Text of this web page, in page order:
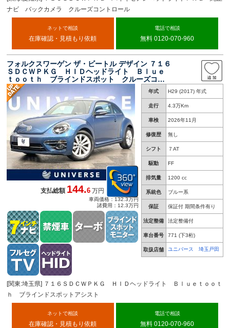
ナビ バックカメラ クルーズコントロール
ネットで相談
在庫確認・見積もり依頼
電話で相談
無料 0120-070-960
フォルクスワーゲン ザ・ビートル デザイン ７１６
ＳＤＣＷＰＫＧ ＨＩＤヘッドライト Ｂｌｕｅ
ｔｏｏｔｈ ブラインドスポット クルーズコン
トロール オートライト ターボ レインセンサ
ー 自動防眩ルームミラー カミングホーム リ
ービングホーム
年式 H29 (2017) 年式
走行 4.3万Km
車検 2026年11月
修復歴 無し
シフト ７AT
駆動 FF
排気量 1200 cc
系統色 ブルー系
保証 保証付 期間条件有り
法定整備 法定整備付
車台番号 771 (下3桁)
取扱店舗 ユニバース 埼玉戸田
支払総額144.6 万円
車両価格：132.3万円
諸費用：12.3万円
[関東:埼玉県] ７１６ＳＤＣＷＰＫＧ ＨＩＤヘッドライト Ｂｌｕｅｔｏｏｔ
ｈ ブラインドスポットアシスト
ネットで相談
在庫確認・見積もり依頼
電話で相談
無料 0120-070-960